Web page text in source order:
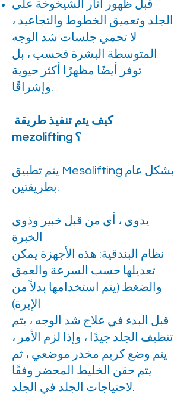
قبل ظهور آثار الشيخوخة على
الجلد وتعميق الخطوط والتجاعيد ،
لا تحمي جلسات شد الوجه
المتوسطة البشرة فحسب ، بل
توفر أيضًا مظهرًا أكثر حيوية
وإشراقًا.
كيف يتم تنفيذ طريقة
mezolifting ؟
يتم تطبيق Mesolifting بشكل عام
بطريقتين.
يدوي ، أي من قبل خبير وذوي
الخبرة
نظام البندقية: هذه الأجهزة يمكن
تعديلها حسب السرعة والعمق
والضغط (يتم استخدامها بدلاً من
الإبرة)
قبل البدء في علاج شد الوجه ، يتم
تنظيف الجلد جيدًا ، وإذا لزم الأمر ،
يتم وضع كريم مخدر موضعي ، ثم
يتم حقن الخليط المحضر وفقًا
لاحتياجات الجلد في الجلد.